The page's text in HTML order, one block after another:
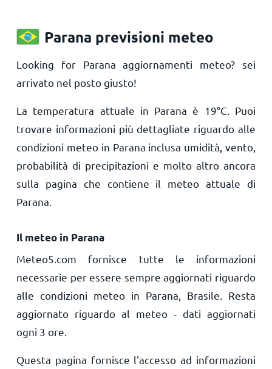
Parana previsioni meteo
Looking for Parana aggiornamenti meteo? sei
arrivato nel posto giusto!
La temperatura attuale in Parana è 19°C . Puoi
trovare informazioni più dettagliate riguardo alle
condizioni meteo in Parana inclusa umidità, vento,
probabilità di precipitazioni e molto altro ancora
sulla pagina che contiene il meteo attuale di
Parana.
Il meteo in Parana
Meteo5.com fornisce tutte le informazioni
necessarie per essere sempre aggiornati riguardo
alle condizioni meteo in Parana, Brasile. Resta
aggiornato riguardo al meteo - dati aggiornati
ogni 3 ore.
Questa pagina fornisce l'accesso ad informazioni